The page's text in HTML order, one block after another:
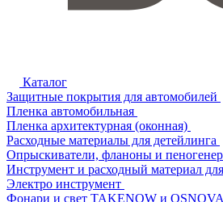
Каталог
Защитные покрытия для автомобилей
Пленка автомобильная
Пленка архитектурная (оконная)
Расходные материалы для детейлинга
Опрыскиватели, фланоны и
Инструмент и расходный материал
Электро инструмент
Фонари и свет TAKENOW и